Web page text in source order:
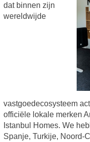
dat binnen zijn
wereldwijde
vastgoedecosysteem
officiële lokale merken
Istanbul Homes. We
Spanje, Turkije, Noord-